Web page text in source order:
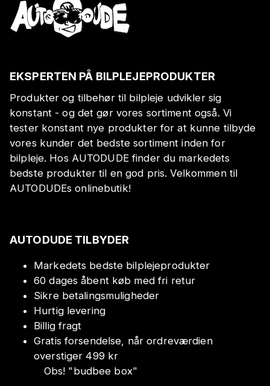
EKSPERTEN PÅ BILPLEJEPRODUKTER
Produkter og tilbehør til bilpleje udvikler sig
konstant - og det gør vores sortiment også. Vi
tester konstant nye produkter for at kunne tilbyde
vores kunder det bedste sortiment inden for
bilpleje. Hos AUTODUDE finder du markedets
bedste produkter til en god pris. Velkommen til
AUTODUDEs onlinebutik!
AUTODUDE TILBYDER
Markedets bedste bilplejeprodukter
60 dages åbent køb med fri retur
Sikre betalingsmuligheder
Hurtig levering
Billig fragt
Gratis forsendelse, når ordreværdien
overstiger 499 kr
Obs! "budbee box"